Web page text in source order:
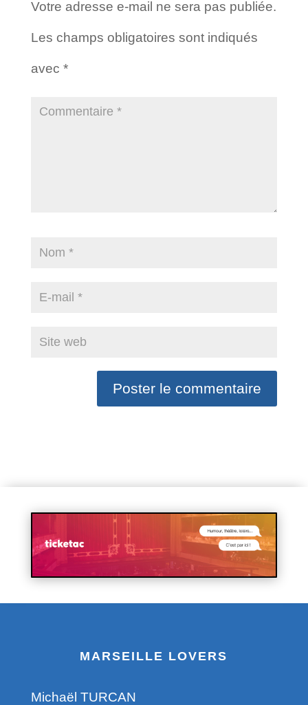
Votre adresse e-mail ne sera pas publiée.
Les champs obligatoires sont indiqués
avec *
MARSEILLE LOVERS
Michaël TURCAN